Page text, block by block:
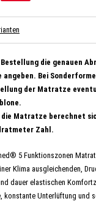
die genauen
Bei
der Matratze
Matratze berechnet
Zahl.
5 Funktionszonen
Klima ausgleichenden,
dauer elastischen
konstante Unterlüftung und